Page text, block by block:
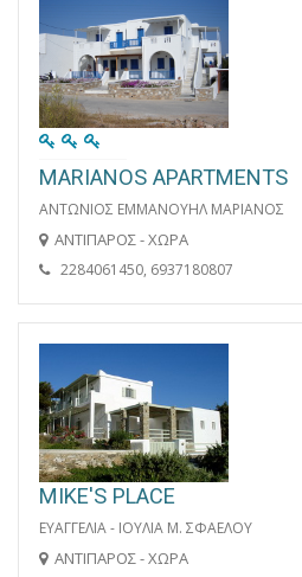
MARIANOS APARTMENTS
ΑΝΤΩΝΙΟΣ ΕΜΜΑΝΟΥΗΛ ΜΑΡΙΑΝΟΣ
ΑΝΤΙΠΑΡΟΣ - ΧΩΡΑ
2284061450, 6937180807
MIKE'S PLACE
ΕΥΑΓΓΕΛΙΑ - ΙΟΥΛΙΑ Μ. ΣΦΑΕΛΟΥ
ΑΝΤΙΠΑΡΟΣ - ΧΩΡΑ